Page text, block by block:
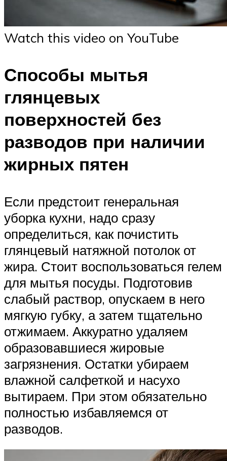
Watch this video on YouTube
Способы мытья
глянцевых
поверхностей без
разводов при наличии
жирных пятен
Если предстоит генеральная
уборка кухни, надо сразу
определиться, как почистить
глянцевый натяжной потолок от
жира. Стоит воспользоваться гелем
для мытья посуды. Подготовив
слабый раствор, опускаем в него
мягкую губку, а затем тщательно
отжимаем. Аккуратно удаляем
образовавшиеся жировые
загрязнения. Остатки убираем
влажной салфеткой и насухо
вытираем. При этом обязательно
полностью избавляемся от
разводов.